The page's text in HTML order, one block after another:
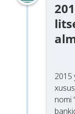
2015
nomi